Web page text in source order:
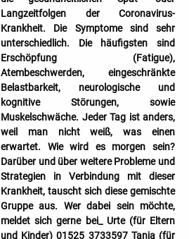
Langzeitfolgen der Coronavirus-
Krankheit. Die Symptome sind sehr
unterschiedlich. Die häufigsten sind
Erschöpfung (Fatigue),
Atembeschwerden, eingeschränkte
Belastbarkeit, neurologische und
kognitive Störungen, sowie
Muskelschwäche. Jeder Tag ist anders,
weil man nicht weiß, was einen
erwartet. Wie wird es morgen sein?
Darüber und über weitere Probleme und
Strategien in Verbindung mit dieser
Krankheit, tauscht sich diese gemischte
Gruppe aus. Wer dabei sein möchte,
meldet sich gerne bei_ Urte (für Eltern
und Kinder) 01525 3733597 Tanja (für